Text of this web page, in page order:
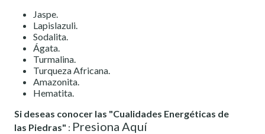
Jaspe.
Lapislazuli.
Sodalita.
Ágata.
Turmalina.
Turqueza Africana.
Amazonita.
Hematita.
Si deseas conocer las "Cualidades Energéticas de
las Piedras" : Presiona Aquí